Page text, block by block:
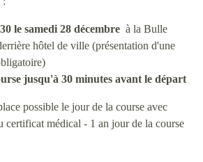
le samedi 28 décembre à la Bulle
hôtel de ville (présentation d'une
jusqu'à 30 minutes avant le départ
possible le jour de la course avec
certificat médical - 1 an jour de la course